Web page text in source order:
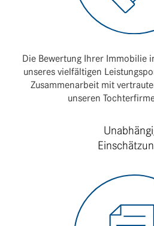
Die Bewer­tung Ihrer Immo­bilie
unseres viel­fäl­tigen
Zusam­men­ar­beit mit
unseren